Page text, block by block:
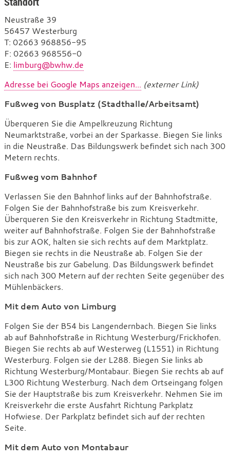
Neustraße 39
56457 Westerburg
Te
l
e
o
n
: 02663 968856-95
Fa
x
: 02663 968556-0
E-
a
l
: limburg@bwhw.de
Adresse bei Google Maps anzeigen... (externer Link)
Fußweg von Busplatz (Stadthalle/Arbeitsamt)
Überqueren Sie die Ampelkreuzung Richtung
Neumarktstraße, vorbei an der Sparkasse. Biegen Sie links
in die Neustraße. Das Bildungswerk befindet sich nach 300
Metern rechts.
Fußweg vom Bahnhof
Verlassen Sie den Bahnhof links auf der Bahnhofstraße.
Folgen Sie der Bahnhofstraße bis zum Kreisverkehr.
Überqueren Sie den Kreisverkehr in Richtung Stadtmitte,
weiter auf Bahnhofstraße. Folgen Sie der Bahnhofstraße
bis zur AOK, halten sie sich rechts auf dem Marktplatz.
Biegen sie rechts in die Neustraße ab. Folgen Sie der
Neustraße bis zur Gabelung. Das Bildungswerk befindet
sich nach 300 Metern auf der rechten Seite gegenüber des
Mühlenbäckers.
Mit dem Auto von Limburg
Folgen Sie der B54 bis Langendernbach. Biegen Sie links
ab auf Bahnhofstraße in Richtung Westerburg/Frickhofen.
Biegen Sie rechts ab auf Westerweg (L1551) in Richtung
Westerburg. Folgen sie der L288. Biegen Sie links ab
Richtung Westerburg/Montabaur. Biegen Sie rechts ab auf
L300 Richtung Westerburg. Nach dem Ortseingang folgen
Sie der Hauptstraße bis zum Kreisverkehr. Nehmen Sie im
Kreisverkehr die erste Ausfahrt Richtung Parkplatz
Hofwiese. Der Parkplatz befindet sich auf der rechten
Seite.
Mit dem Auto von Montabaur